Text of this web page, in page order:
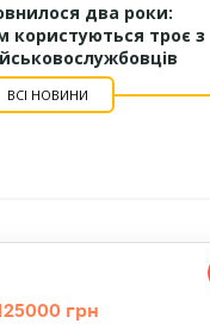
два роки:
користуються троє з
ВСІ НОВИНИ
грн